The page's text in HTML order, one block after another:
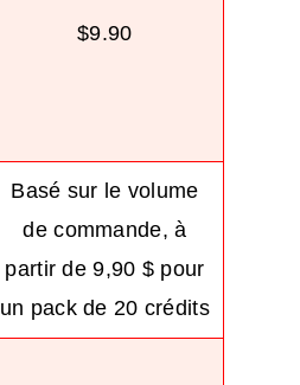
$9.90
Basé sur le volume
de commande, à
partir de 9,90 $ pour
un pack de 20 crédits